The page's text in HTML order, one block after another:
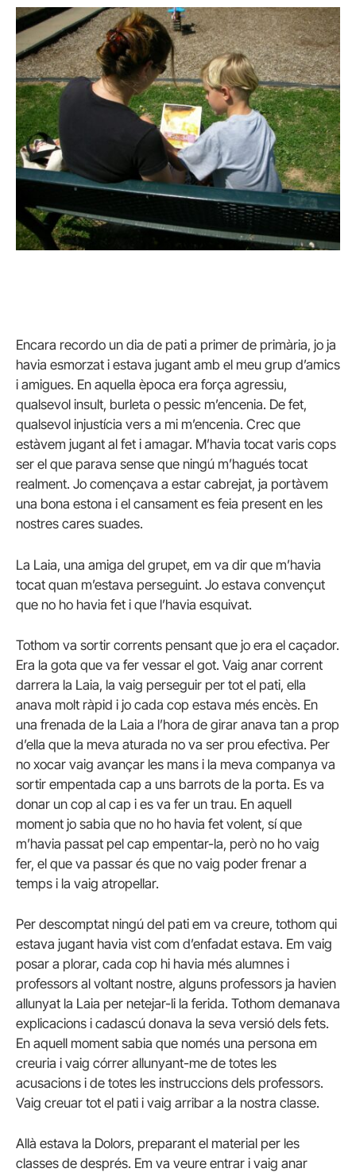
Encara recordo un dia de pati a primer de primària, jo ja
havia esmorzat i estava jugant amb el meu grup d’amics
i amigues. En aquella època era força agressiu,
qualsevol insult, burleta o pessic m’encenia. De fet,
qualsevol injustícia vers a mi m’encenia. Crec que
estàvem jugant al fet i amagar. M’havia tocat varis cops
ser el que parava sense que ningú m’hagués tocat
realment. Jo començava a estar cabrejat, ja portàvem
una bona estona i el cansament es feia present en les
nostres cares suades.
La Laia, una amiga del grupet, em va dir que m’havia
tocat quan m’estava perseguint. Jo estava convençut
que no ho havia fet i que l’havia esquivat.
Tothom va sortir corrents pensant que jo era el caçador.
Era la gota que va fer vessar el got. Vaig anar corrent
darrera la Laia, la vaig perseguir per tot el pati, ella
anava molt ràpid i jo cada cop estava més encès. En
una frenada de la Laia a l’hora de girar anava tan a prop
d’ella que la meva aturada no va ser prou efectiva. Per
no xocar vaig avançar les mans i la meva companya va
sortir empentada cap a uns barrots de la porta. Es va
donar un cop al cap i es va fer un trau. En aquell
moment jo sabia que no ho havia fet volent, sí que
m’havia passat pel cap empentar-la, però no ho vaig
fer, el que va passar és que no vaig poder frenar a
temps i la vaig atropellar.
Per descomptat ningú del pati em va creure, tothom qui
estava jugant havia vist com d’enfadat estava. Em vaig
posar a plorar, cada cop hi havia més alumnes i
professors al voltant nostre, alguns professors ja havien
allunyat la Laia per netejar-li la ferida. Tothom demanava
explicacions i cadascú donava la seva versió dels fets.
En aquell moment sabia que només una persona em
creuria i vaig córrer allunyant-me de totes les
acusacions i de totes les instruccions dels professors.
Vaig creuar tot el pati i vaig arribar a la nostra classe.
Allà estava la Dolors, preparant el material per les
classes de després. Em va veure entrar i vaig anar